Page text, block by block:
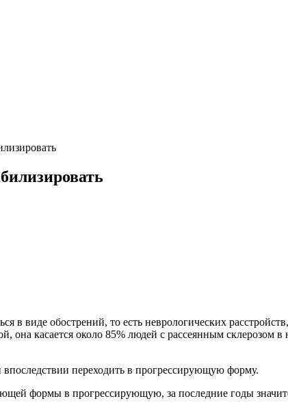
виде обострений, то есть неврологических
касается около 85% людей с рассеянным склерозом в
впоследствии переходить в прогрессирующую форму.
формы в прогрессирующую, за последние годы